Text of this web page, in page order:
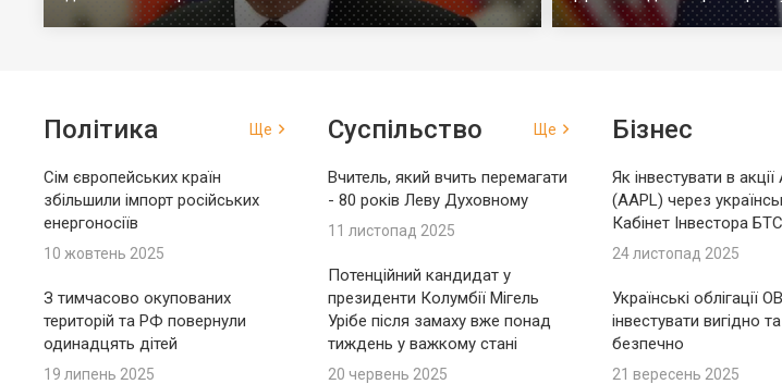
Політика Ще
Сім європейських країн
збільшили імпорт російських
енергоносіїв
10 жовтень 2025
З тимчасово окупованих
територій та РФ повернули
одинадцять дітей
19 липень 2025
Суспільство Ще
Вчитель, який вчить перемагати
- 80 років Леву Духовному
11 листопад 2025
Потенційний кандидат у
президенти Колумбії Мігель
Урібе після замаху вже понад
тиждень у важкому стані
20 червень 2025
Бізнес
Як інвестувати в акції
(AAPL) через
Кабінет Інвестора
24 листопад 2025
Українські облігації
інвестувати вигідно та
безпечно
21 вересень 2025